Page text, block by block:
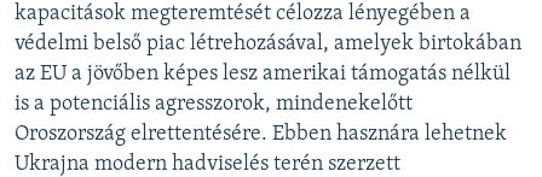
kapacitások megteremtését célozza lényegében a
védelmi belső piac létrehozásával, amelyek birtokában
az EU a jövőben képes lesz amerikai támogatás nélkül
is a potenciális agresszorok, mindenekelőtt
Oroszország elrettentésére. Ebben hasznára lehetnek
Ukrajna modern hadviselés terén szerzett